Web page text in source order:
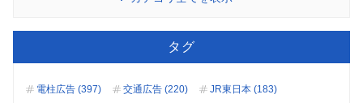
タグ
電柱広告 (397) 交通広告 (220)
JR東日本 (183)